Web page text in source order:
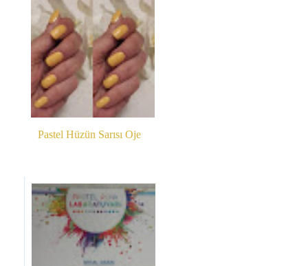
Pastel Hüzün Sarısı Oje